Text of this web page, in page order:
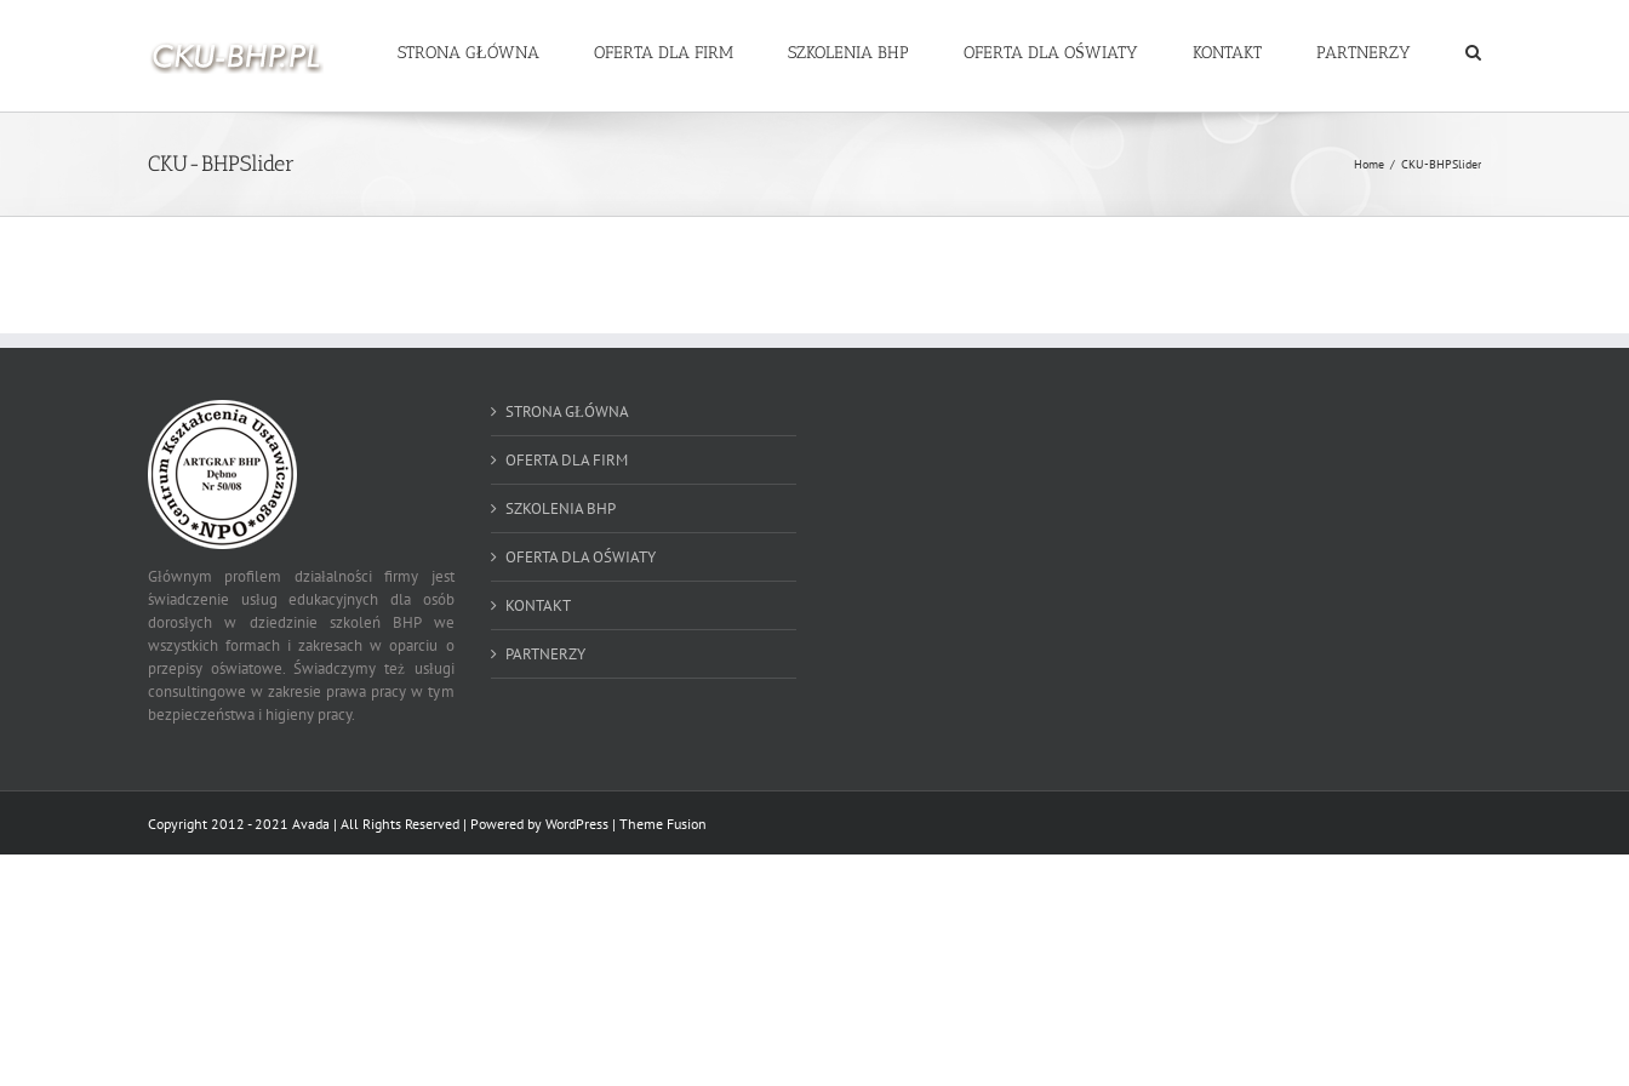
STRONA GŁÓWNA OFERTA DLA FIRM SZKOLENIA BHP OFERTA DLA OŚWIATY KONTAKT PARTNERZY
CKU-BHPSlider Home / CKU-BHPSlider
Głównym profilem działalności firmy jest
świadczenie usług edukacyjnych dla osób
dorosłych w dziedzinie szkoleń BHP we
wszystkich formach i zakresach w oparciu o
przepisy oświatowe. Świadczymy też usługi
consultingowe w zakresie prawa pracy w tym
bezpieczeństwa i higieny pracy.
STRONA GŁÓWNA
OFERTA DLA FIRM
SZKOLENIA BHP
OFERTA DLA OŚWIATY
KONTAKT
PARTNERZY
Copyright 2012 - 2021 Avada | All Rights Reserved | Powered by WordPress | Theme Fusion